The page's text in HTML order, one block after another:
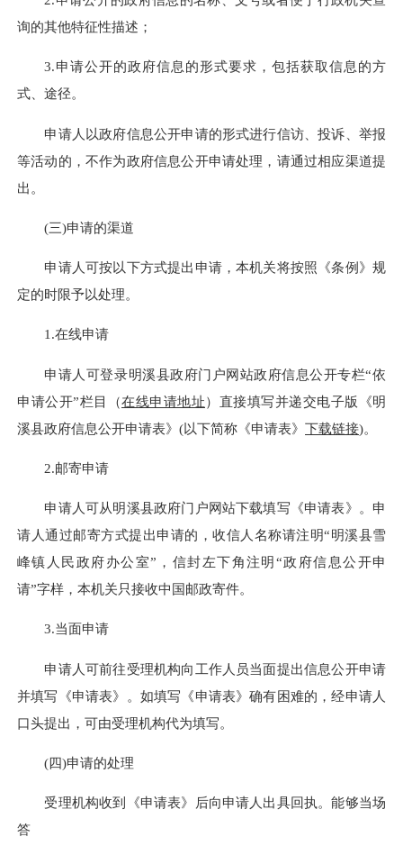
询的其他特征性描述；
3.申请公开的政府信息的形式要求，包括获取信息的方
式、途径。
申请人以政府信息公开申请的形式进行信访、投诉、举报
等活动的，不作为政府信息公开申请处理，请通过相应渠道提
出。
(三)申请的渠道
申请人可按以下方式提出申请，本机关将按照《条例》规
定的时限予以处理。
1.在线申请
申请人可登录明溪县政府门户网站政府信息公开专栏“依
申请公开”栏目（在线申请地址）直接填写并递交电子版《明
溪县政府信息公开申请表》(以下简称《申请表》 下载链接)。
2.邮寄申请
申请人可从明溪县政府门户网站下载填写《申请表》。申
请人通过邮寄方式提出申请的，收信人名称请注明“明溪县雪
峰镇人民政府办公室”，信封左下角注明“政府信息公开申
请”字样，本机关只接收中国邮政寄件。
3.当面申请
申请人可前往受理机构向工作人员当面提出信息公开申请
并填写《申请表》。如填写《申请表》确有困难的，经申请人
口头提出，可由受理机构代为填写。
(四)申请的处理
受理机构收到《申请表》后向申请人出具回执。能够当场
答